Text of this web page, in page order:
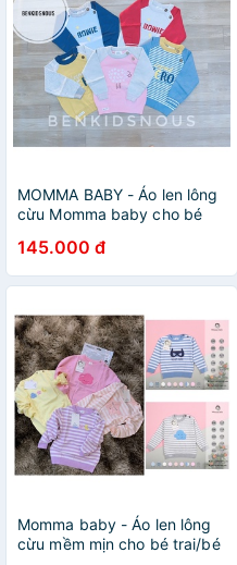
MOMMA BABY - Áo len lông
cừu Momma baby cho bé
145.000 đ
Momma baby - Áo len lông
cừu mềm mịn cho bé trai/bé